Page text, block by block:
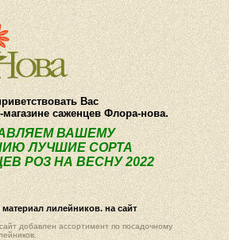
О компании Как купить
Вас
магазине саженцев Флора-нова.
ВАШЕМУ
ЛУЧШИЕ СОРТА
РОЗ НА ВЕСНУ 2022
лилейников. на сайт
добавлен ассортимент по посадочному